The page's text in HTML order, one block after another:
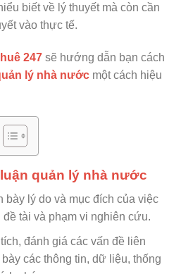
biết về lý thuyết mà còn cần
vào thực tế.
247 sẽ hướng dẫn bạn cách
lý nhà nước một cách hiệu
quản lý nhà nước
bày lý do và mục đích của việc
tài và phạm vi nghiên cứu.
đánh giá các vấn đề liên
các thông tin, dữ liệu, thống